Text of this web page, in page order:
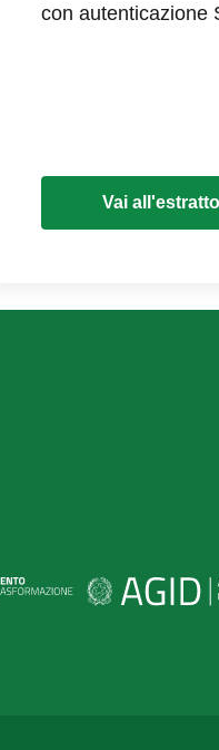
con autenticazione
Vai